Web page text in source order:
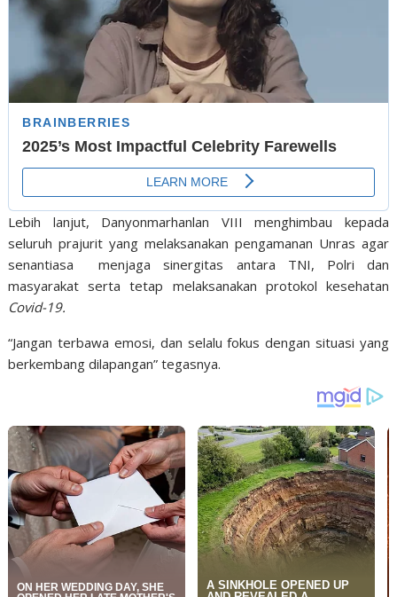
Lebih lanjut, Danyonmarhanlan VIII menghimbau kepada
seluruh prajurit yang melaksanakan pengamanan Unras agar
senantiasa menjaga sinergitas antara TNI, Polri dan
masyarakat serta tetap melaksanakan protokol kesehatan
Covid-19.
“Jangan terbawa emosi, dan selalu fokus dengan situasi yang
berkembang dilapangan” tegasnya.